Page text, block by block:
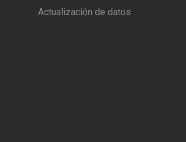
Actualización de datos